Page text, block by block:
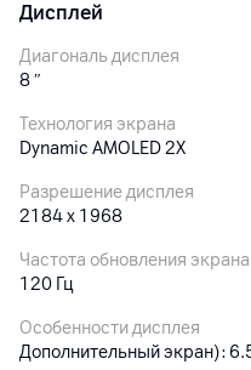
Дисплей
Диагональ дисплея
8″
Технология экрана
Dynamic AMOLED 2X
Разрешение дисплея
2184 x 1968
Частота обновления экрана
120 Гц
Особенности дисплея
Дополнительный экран):